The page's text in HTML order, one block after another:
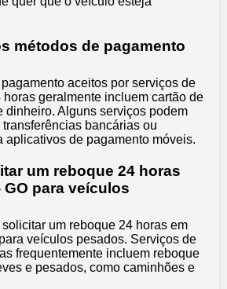
métodos de pagamento
aceitos por serviços de
horas geralmente incluem cartão de
dinheiro. Alguns serviços podem
bancárias ou
aplicativos de pagamento móveis.
um reboque 24 horas
GO para veículos
um reboque 24 horas em
veículos pesados. Serviços de
frequentemente incluem reboque
e pesados, como caminhões e